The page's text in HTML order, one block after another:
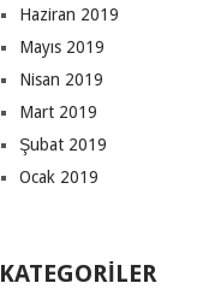
Haziran 2019
Mayıs 2019
Nisan 2019
Mart 2019
Şubat 2019
Ocak 2019
KATEGORILER